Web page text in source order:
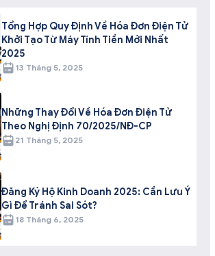
Tổng Hợp Quy Định Về Hóa Đơn Điện Tử
Khởi Tạo Từ Máy Tính Tiền Mới Nhất
2025
13 Tháng 5, 2025
Những Thay Đổi Về Hóa Đơn Điện Tử
Theo Nghị Định 70/2025/NĐ-CP
21 Tháng 5, 2025
Đăng Ký Hộ Kinh Doanh 2025: Cần Lưu Ý
Gì Để Tránh Sai Sót?
18 Tháng 6, 2025